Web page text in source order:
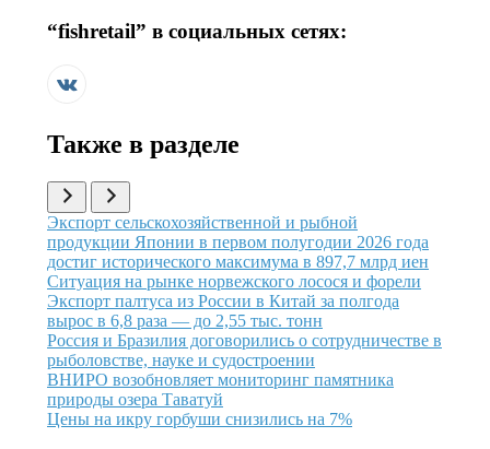
“fishretail” в социальных сетях:
Также в разделе
Иллюстрация новости
Экспорт сельскохозяйственной и рыбной
продукции Японии в первом полугодии 2026 года
достиг исторического максимума в 897,7 млрд иен
Иллюстрация новости
Ситуация на рынке норвежского лосося и форели
Иллюстрация новости
Экспорт палтуса из России в Китай за полгода
вырос в 6,8 раза — до 2,55 тыс. тонн
Иллюстрация новости
Россия и Бразилия договорились о сотрудничестве в
рыболовстве, науке и судостроении
Иллюстрация новости
ВНИРО возобновляет мониторинг памятника
природы озера Таватуй
Иллюстрация новости
Цены на икру горбуши снизились на 7%